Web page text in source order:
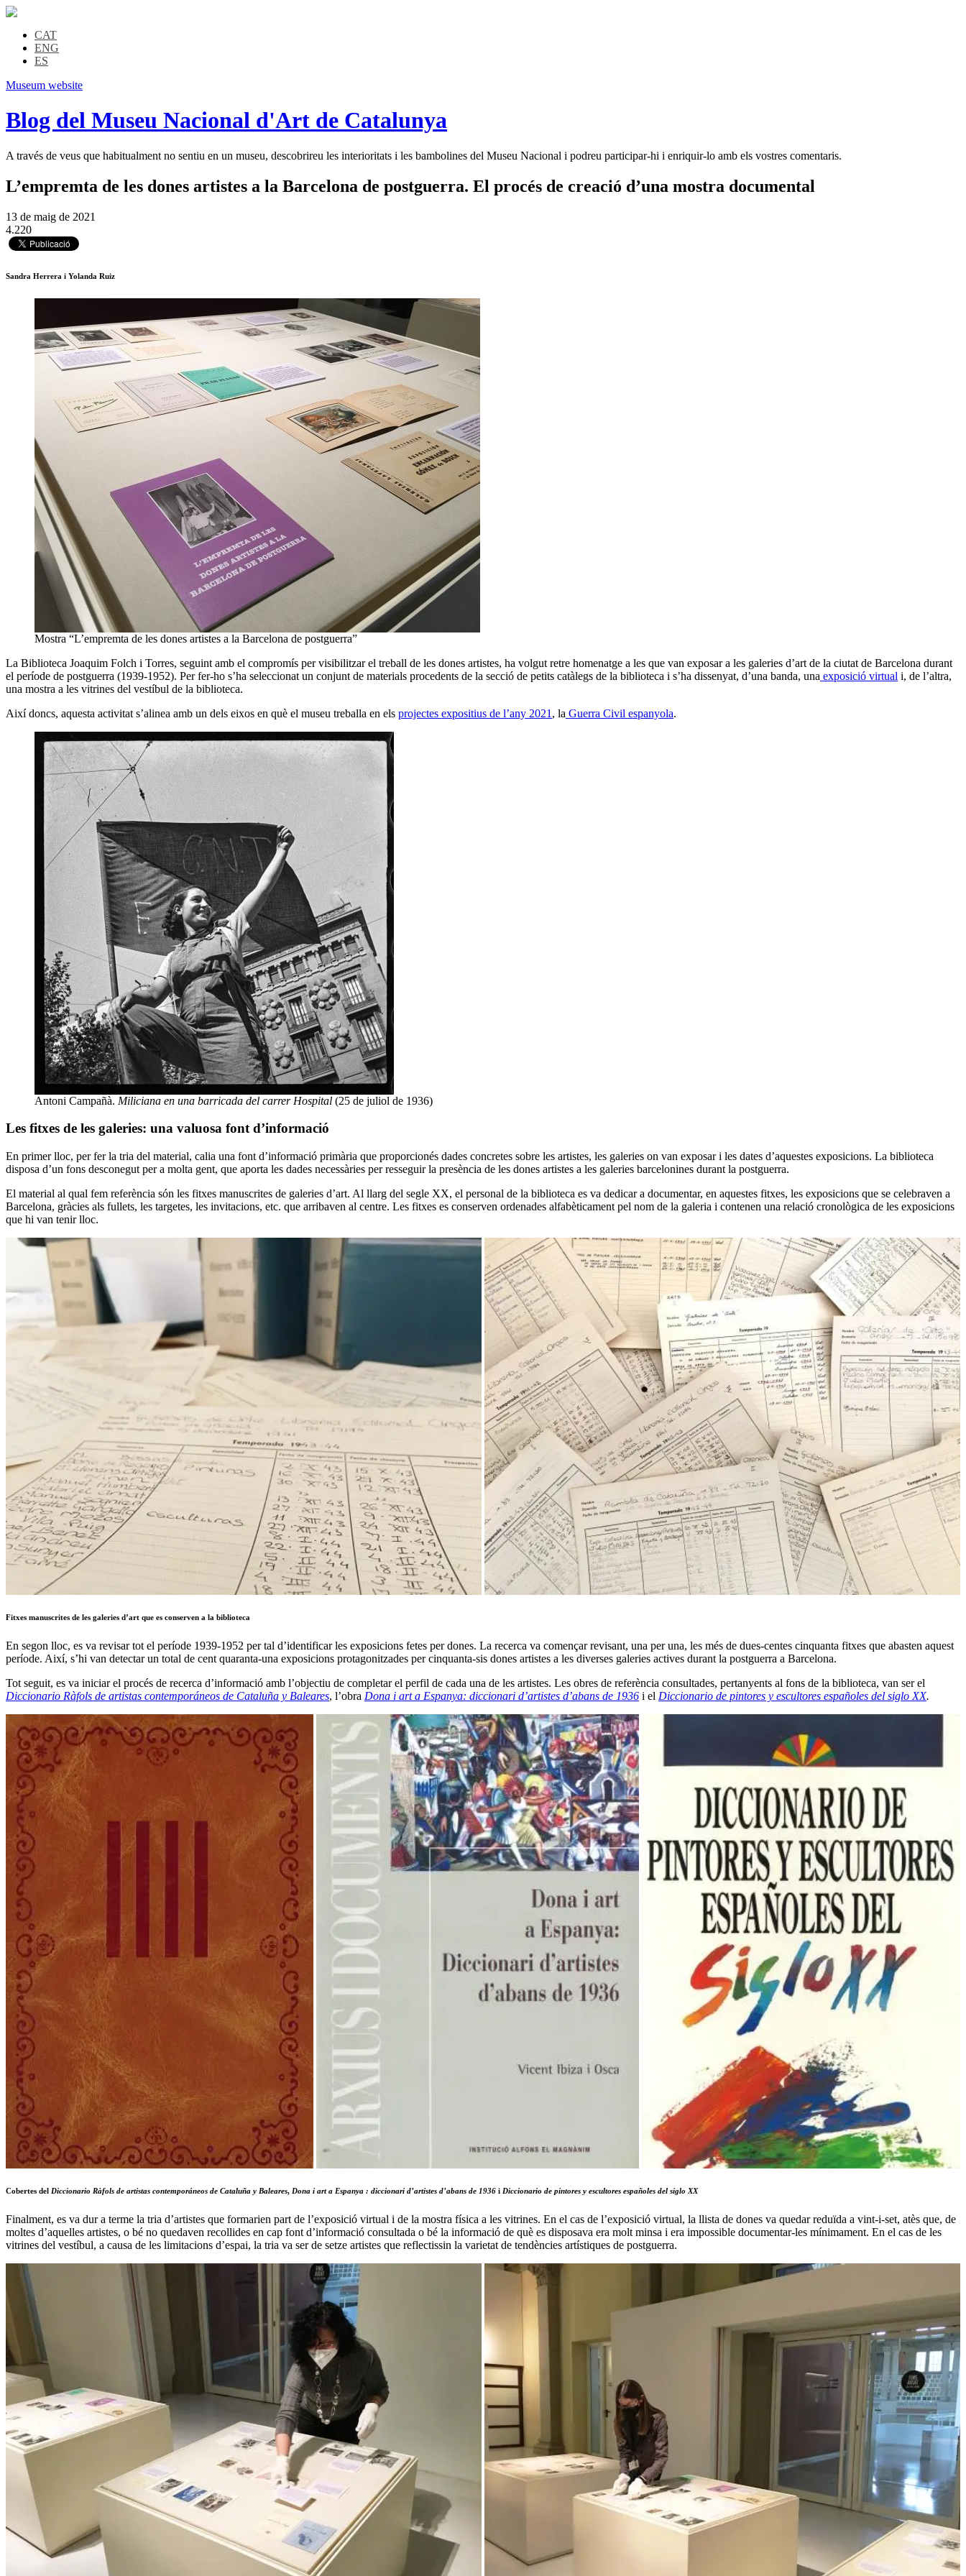
CAT
ENG
ES
Museum website
Blog del Museu Nacional d'Art de Catalunya
A través de veus que habitualment no sentiu en un museu, descobrireu les interioritats i les bambolines del Museu Nacional i podreu participar-hi i enriquir-lo amb els vostres comentaris.
L’empremta de les dones artistes a la Barcelona de postguerra. El procés de creació d’una mostra documental
13 de maig de 2021
4.220
Sandra Herrera i Yolanda Ruiz
Mostra “L’empremta de les dones artistes a la Barcelona de postguerra”
La Biblioteca Joaquim Folch i Torres, seguint amb el compromís per visibilitzar el treball de les dones artistes, ha volgut retre homenatge a les que van exposar a les galeries d’art de la ciutat de Barcelona durant
el període de postguerra (1939-1952). Per fer-ho s’ha seleccionat un conjunt de materials procedents de la secció de petits catàlegs de la biblioteca i s’ha dissenyat, d’una banda, una exposició virtual i, de l’altra,
una mostra a les vitrines del vestíbul de la biblioteca.
Així doncs, aquesta activitat s’alinea amb un dels eixos en què el museu treballa en els projectes expositius de l’any 2021 , la Guerra Civil espanyola.
Antoni Campañà. Miliciana en una barricada del carrer Hospital (25 de juliol de 1936)
Les fitxes de les galeries: una valuosa font d’informació
En primer lloc, per fer la tria del material, calia una font d’informació primària que proporcionés dades concretes sobre les artistes, les galeries on van exposar i les dates d’aquestes exposicions. La biblioteca
disposa d’un fons desconegut per a molta gent, que aporta les dades necessàries per resseguir la presència de les dones artistes a les galeries barcelonines durant la postguerra.
El material al qual fem referència són les fitxes manuscrites de galeries d’art. Al llarg del segle XX, el personal de la biblioteca es va dedicar a documentar, en aquestes fitxes, les exposicions que se celebraven a
Barcelona, gràcies als fullets, les targetes, les invitacions, etc. que arribaven al centre. Les fitxes es conserven ordenades alfabèticament pel nom de la galeria i contenen una relació cronològica de les exposicions
que hi van tenir lloc.
Fitxes manuscrites de les galeries d’art que es conserven a la biblioteca
En segon lloc, es va revisar tot el període 1939-1952 per tal d’identificar les exposicions fetes per dones. La recerca va començar revisant, una per una, les més de dues-centes cinquanta fitxes que abasten aquest
període. Així, s’hi van detectar un total de cent quaranta-una exposicions protagonitzades per cinquanta-sis dones artistes a les diverses galeries actives durant la postguerra a Barcelona.
Tot seguit, es va iniciar el procés de recerca d’informació amb l’objectiu de completar el perfil de cada una de les artistes. Les obres de referència consultades, pertanyents al fons de la biblioteca, van ser el
Diccionario Ràfols de artistas contemporáneos de Cataluña y Baleares, l’obra Dona i art a Espanya: diccionari d’artistes d’abans de 1936 i el Diccionario de pintores y escultores españoles del siglo XX.
Cobertes del Diccionario Ràfols de artistas contemporáneos de Cataluña y Baleares, Dona i art a Espanya : diccionari d’artistes d’abans de 1936 i Diccionario de pintores y escultores españoles del siglo XX
Finalment, es va dur a terme la tria d’artistes que formarien part de l’exposició virtual i de la mostra física a les vitrines. En el cas de l’exposició virtual, la llista de dones va quedar reduïda a vint-i-set, atès que, de
moltes d’aquelles artistes, o bé no quedaven recollides en cap font d’informació consultada o bé la informació de què es disposava era molt minsa i era impossible documentar-les mínimament. En el cas de les
vitrines del vestíbul, a causa de les limitacions d’espai, la tria va ser de setze artistes que reflectissin la varietat de tendències artístiques de postguerra.